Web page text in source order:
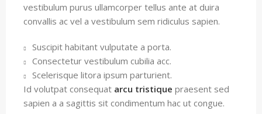
vestibulum purus ullamcorper tellus ante at duira
convallis ac vel a vestibulum sem ridiculus sapien.
Suscipit habitant vulputate a porta.
Consectetur vestibulum cubilia acc.
Scelerisque litora ipsum parturient.
Id volutpat consequat arcu tristique praesent sed
sapien a a sagittis sit condimentum hac ut congue.